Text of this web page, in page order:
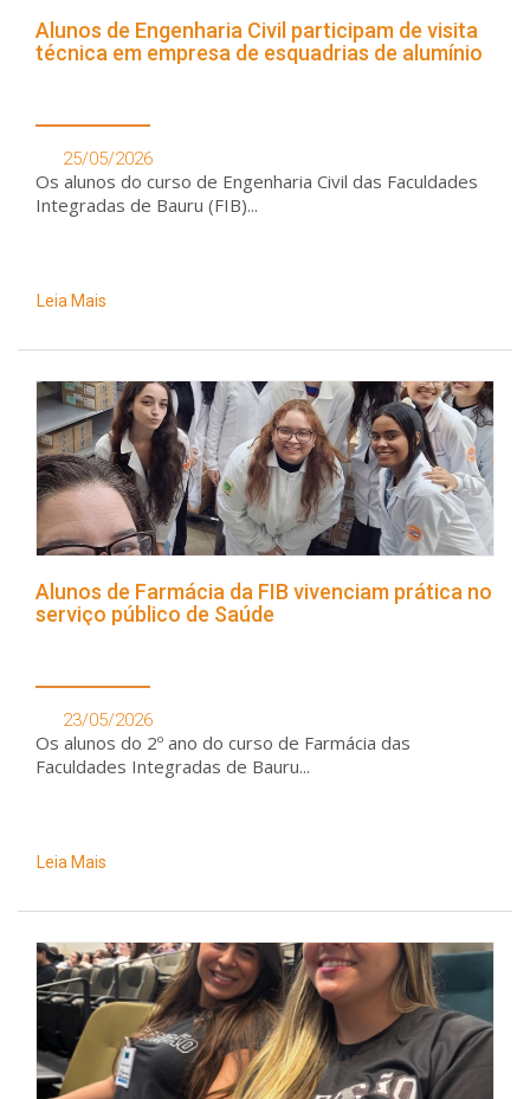
Alunos de Engenharia Civil participam de visita
técnica em empresa de esquadrias de alumínio
25/05/2026
Os alunos do curso de Engenharia Civil das Faculdades
Integradas de Bauru (FIB)...
Leia Mais
Alunos de Farmácia da FIB vivenciam prática no
serviço público de Saúde
23/05/2026
Os alunos do 2º ano do curso de Farmácia das
Faculdades Integradas de Bauru...
Leia Mais